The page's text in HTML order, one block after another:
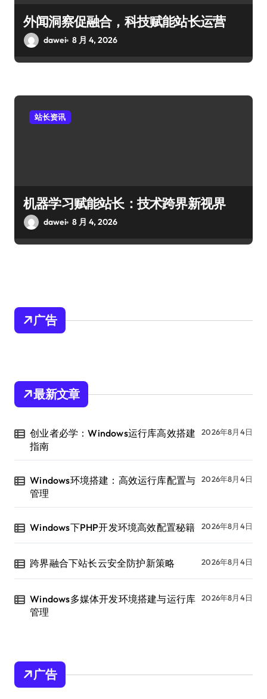
外闻洞察促融合，科技赋能站长运营
dawei 8 月 4, 2026
站长资讯
机器学习赋能站长：技术跨界新视界
dawei 8 月 4, 2026
广告
最新文章
创业者必学：Windows运行库高效搭建
指南
2026年8月4日
Windows环境搭建：高效运行库配置与
管理
2026年8月4日
Windows下PHP开发环境高效配置秘籍 2026年8月4日
跨界融合下站长云安全防护新策略 2026年8月4日
Windows多媒体开发环境搭建与运行库
管理
2026年8月4日
广告